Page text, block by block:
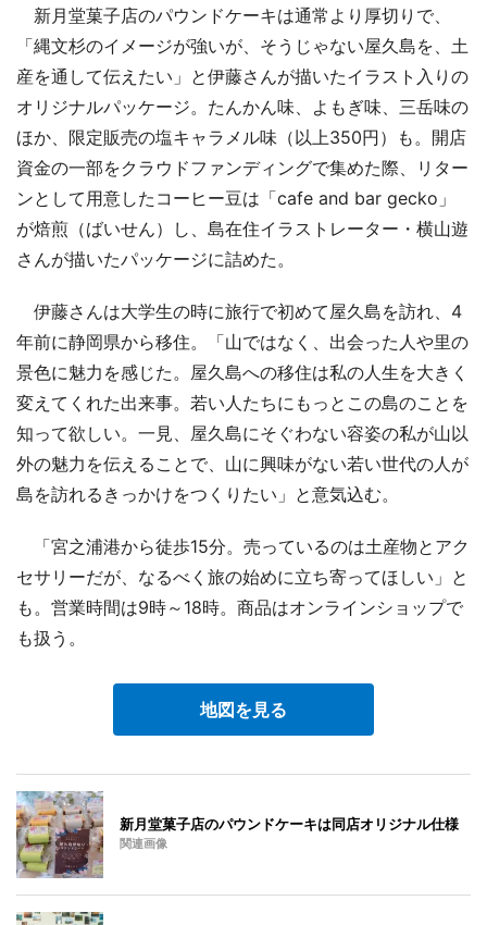
新月堂菓子店のパウンドケーキは通常より厚切りで、
「縄文杉のイメージが強いが、そうじゃない屋久島を、土
産を通して伝えたい」と伊藤さんが描いたイラスト入りの
オリジナルパッケージ。たんかん味、よもぎ味、三岳味の
ほか、限定販売の塩キャラメル味（以上350円）も。開店
資金の一部をクラウドファンディングで集めた際、リター
ンとして用意したコーヒー豆は「cafe and bar gecko」
が焙煎（ばいせん）し、島在住イラストレーター・横山遊
さんが描いたパッケージに詰めた。
伊藤さんは大学生の時に旅行で初めて屋久島を訪れ、4
年前に静岡県から移住。「山ではなく、出会った人や里の
景色に魅力を感じた。屋久島への移住は私の人生を大きく
変えてくれた出来事。若い人たちにもっとこの島のことを
知って欲しい。一見、屋久島にそぐわない容姿の私が山以
外の魅力を伝えることで、山に興味がない若い世代の人が
島を訪れるきっかけをつくりたい」と意気込む。
「宮之浦港から徒歩15分。売っているのは土産物とアク
セサリーだが、なるべく旅の始めに立ち寄ってほしい」と
も。営業時間は9時～18時。商品はオンラインショップで
も扱う。
地図を見る
新月堂菓子店のパウンドケーキは同店オリジナル仕様
関連画像